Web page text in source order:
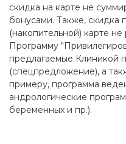
скидка на карте не
бонусами. Также, скидка
(накопительной) карте
Программу
предлагаемые Клиникой
(спецпредложение), а
примеру, программа
андрологические
беременных и пр.).